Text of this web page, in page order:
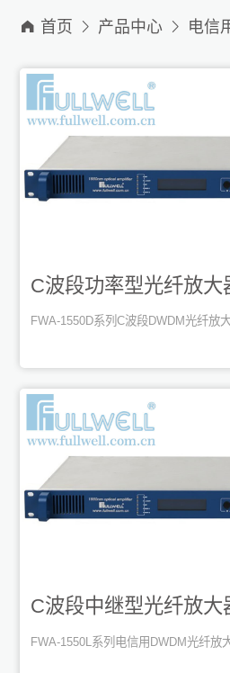
 首页  产品中心  电信
C波段功率型光纤放大
FWA-1550D系列C波段DWDM光纤放
C波段中继型光纤放大
FWA-1550L系列电信用DWDM光纤放